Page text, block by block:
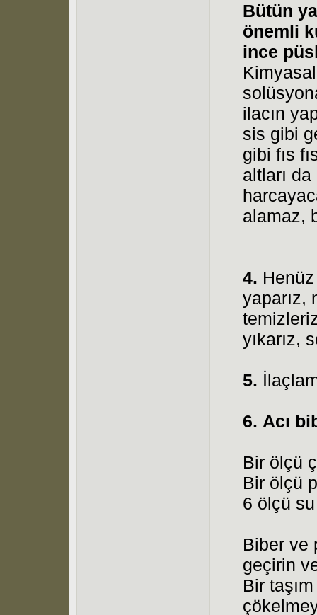
Bütün
önemli
ince
ilacın
sis gibi
gibi fıs
altları
alamaz,
4.
yaparız,
yıkarız,
5.
6. Acı
Bir ölçü
Bir ölçü
6 ölçü su
Biber ve
geçirin
Bir